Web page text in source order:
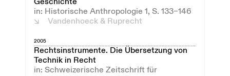
Geschichte
in: Historische Anthropologie 1, S. 133–146
Vandenhoeck & Ruprecht
2005
Rechtsinstrumente. Die Übersetzung von
Technik in Recht
in: Schweizerische Zeitschrift für